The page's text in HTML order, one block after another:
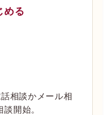
める
相談かメール相
開始。